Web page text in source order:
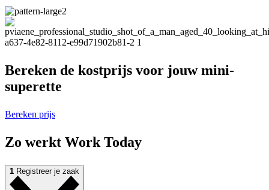
Bereken de kostprijs voor jouw mini-
superette
Bereken prijs
Zo werkt Work Today
1 Registreer je zaak